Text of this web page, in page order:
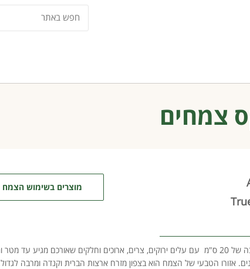
צמחים
מוצרים בשימוש הצמח
אלטריס הינו שיח רב שנתי קטן בגובה של 20 ס"מ עם עלים ירוקים, צרים, ארוכים וחלקים שאורכם
אזורו הטבעי של הצמח הוא בצפון מזרח ארצות הברית וקנדה ומרבה לגדול